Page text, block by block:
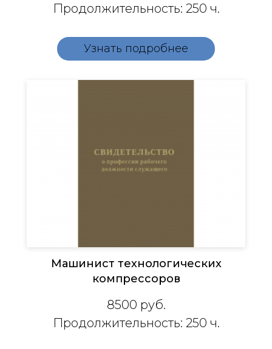
Продолжительность: 250 ч.
Узнать подробнее
Машинист технологических
компрессоров
8500 руб.
Продолжительность: 250 ч.